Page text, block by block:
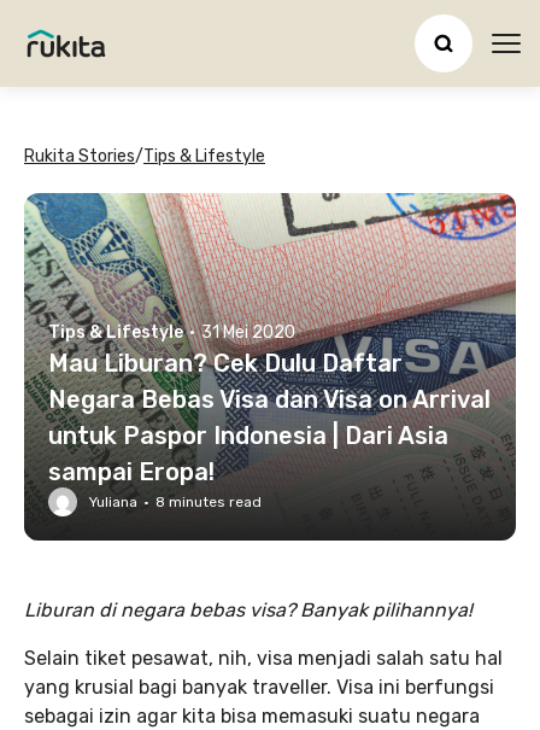
Rukita Stories/Tips & Lifestyle
Tips & Lifestyle · 31 Mei 2020
Mau Liburan? Cek Dulu Daftar
Negara Bebas Visa dan Visa on Arrival
untuk Paspor Indonesia | Dari Asia
sampai Eropa!
Yuliana · 8 minutes read
Liburan di negara bebas visa? Banyak pilihannya!
Selain tiket pesawat, nih, visa menjadi salah satu hal
yang krusial bagi banyak traveller. Visa ini berfungsi
sebagai izin agar kita bisa memasuki suatu negara